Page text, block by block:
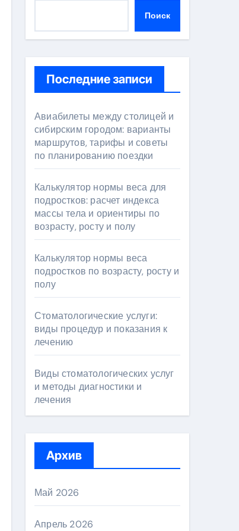
Поиск
Последние записи
Авиабилеты между столицей и
сибирским городом: варианты
маршрутов, тарифы и советы
по планированию поездки
Калькулятор нормы веса для
подростков: расчет индекса
массы тела и ориентиры по
возрасту, росту и полу
Калькулятор нормы веса
подростков по возрасту, росту и
полу
Стоматологические услуги:
виды процедур и показания к
лечению
Виды стоматологических услуг
и методы диагностики и
лечения
Архив
Май 2026
Апрель 2026